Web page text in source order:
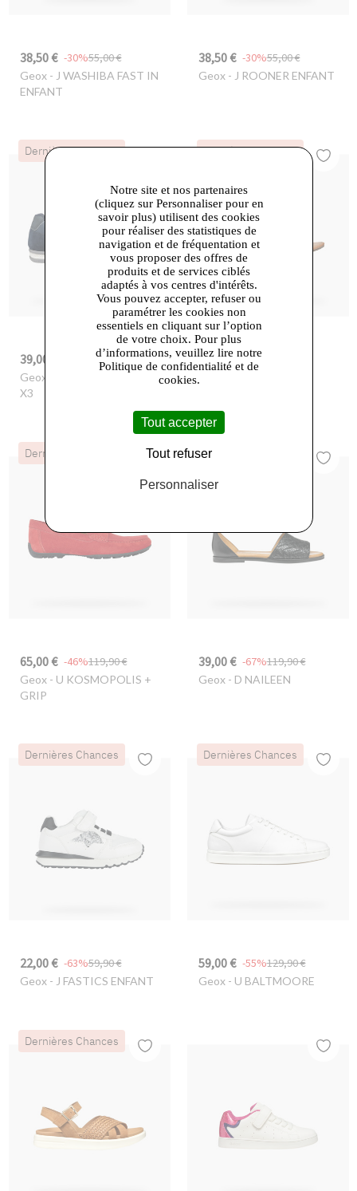
38,50 € 55,00 €
-30%
Geox- J WASHIBA FAST IN
ENFANT
38,50 € 55,00 €
-30%
Geox- J ROONER ENFANT
Dernières Chances
39,00 € 119,90 €
Geox
- U SPHERICA ACTIF
X3
Dernières Chances
39,00 € -54%
Dernières Chances
65,00 € 119,90 €
-46%
Geox- U KOSMOPOLIS +
GRIP
Dernières Chances
39,00 € 119,90 €
-67%
Geox- D NAILEEN
Dernières Chances
22,00 € 59,90 €
-63%
Geox- J FASTICS ENFANT
Dernières Chances
59,00 € 129,90 €
-55%
Geox- U BALTMOORE
Dernières Chances
Notre site et nos partenaires
(cliquez sur Personnaliser pour en
savoir plus) utilisent des cookies
pour réaliser des statistiques de
navigation et de fréquentation et
vous proposer des offres de
produits et de services ciblés
adaptés à vos centres d'intérêts.
Vous pouvez accepter, refuser ou
paramétrer les cookies non
essentiels en cliquant sur l’option
de votre choix. Pour plus
d’informations, veuillez lire notre
Politique de confidentialité et de
cookies.
Tout accepter
Tout refuser
Personnaliser